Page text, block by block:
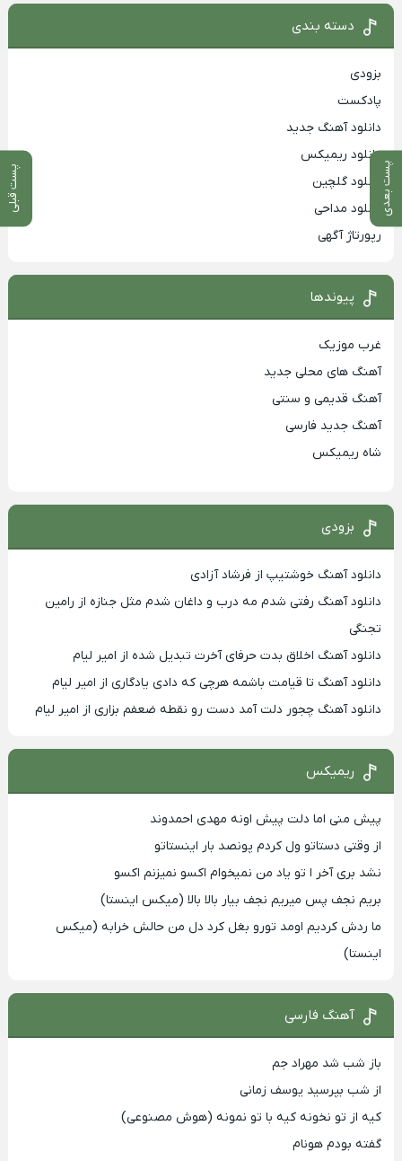
پست بعدی پست قبلی
دسته بندی
بزودی
پادکست
دانلود آهنگ جدید
دانلود ریمیکس
دانلود گلچین
دانلود مداحی
رپورتاژ آگهی
پیوندها
غرب موزیک
آهنگ های محلی جدید
آهنگ قدیمی و سنتی
آهنگ جدید فارسی
شاه ریمیکس
بزودی
دانلود آهنگ خوشتیپ از فرشاد آزادی
دانلود آهنگ رفتی شدم مه درب و داغان شدم مثل جنازه از رامین
تجنگی
دانلود آهنگ اخلاق بدت حرفای آخرت تبدیل شده از امیر لیام
دانلود آهنگ تا قیامت باشمه هرچی که دادی یادگاری از امیر لیام
دانلود آهنگ چجور دلت آمد دست رو نقطه ضعفم بزاری از امیر لیام
ریمیکس
پیش منی اما دلت پیش اونه مهدی احمدوند
از وقتی دستاتو ول کردم پونصد بار اینستاتو
نشد بری آخر ا تو یاد من نمیخوام اکسو نمیزنم اکسو
بریم نجف پس میریم نجف بیار بالا بالا (میکس اینستا)
ما ردش کردیم اومد تورو بغل کرد دل من حالش خرابه (میکس
اینستا)
آهنگ فارسی
باز شب شد مهراد جم
از شب بپرسید یوسف زمانی
کیه از تو نخونه کیه با تو نمونه (هوش مصنوعی)
گفته بودم هونام